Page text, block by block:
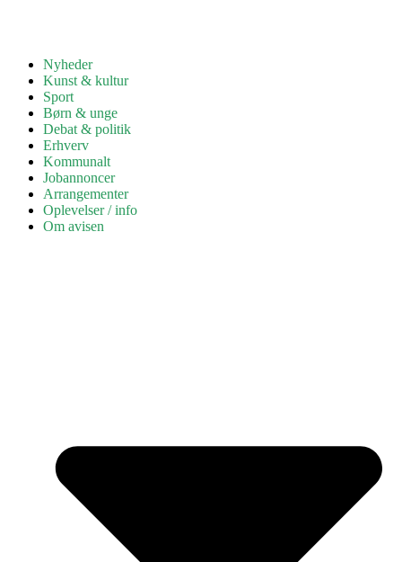
Nyheder
Kunst & kultur
Sport
Børn & unge
Debat & politik
Erhverv
Kommunalt
Jobannoncer
Arrangementer
Oplevelser / info
Om avisen